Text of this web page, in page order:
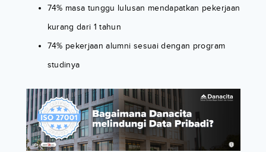
74% masa tunggu lulusan mendapatkan pekerjaan
kurang dari 1 tahun
74% pekerjaan alumni sesuai dengan program
studinya